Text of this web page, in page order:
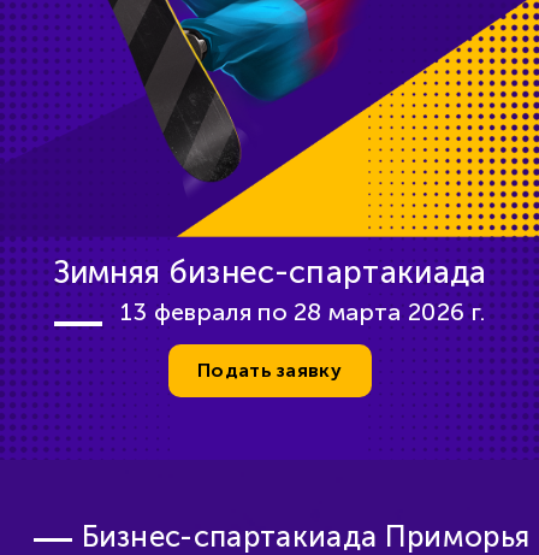
Зимняя бизнес-спартакиада
13 февраля по 28 марта 2026 г.
Подать заявку
Бизнес-спартакиада Приморья